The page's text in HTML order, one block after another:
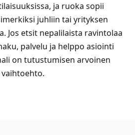
ja ruoka sopii
juhliin tai yrityksen
Jos etsit nepalilaista ravintolaa
palvelu ja helppo asiointi
on tutustumisen arvoinen
vaihtoehto.